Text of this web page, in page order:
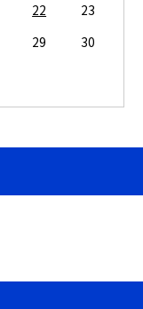
22
23
29
30